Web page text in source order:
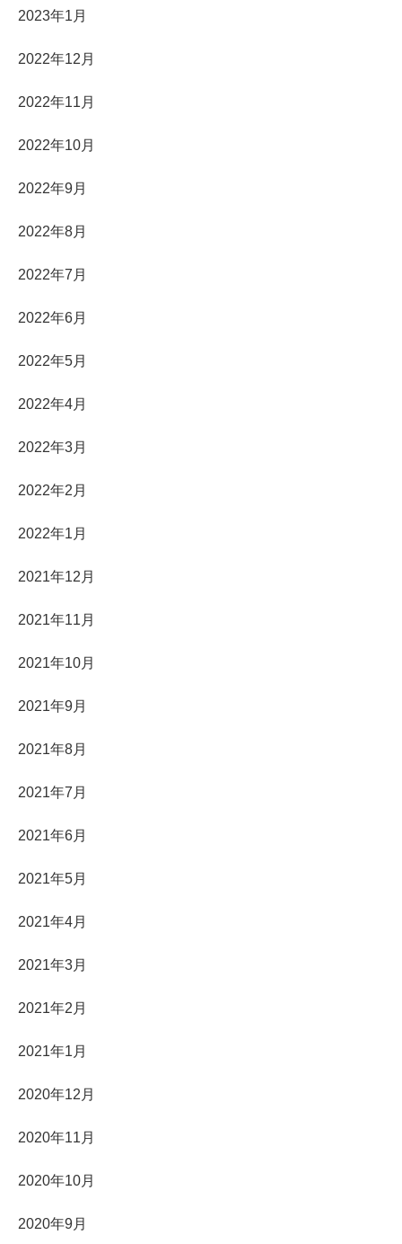
2023年1月
2022年12月
2022年11月
2022年10月
2022年9月
2022年8月
2022年7月
2022年6月
2022年5月
2022年4月
2022年3月
2022年2月
2022年1月
2021年12月
2021年11月
2021年10月
2021年9月
2021年8月
2021年7月
2021年6月
2021年5月
2021年4月
2021年3月
2021年2月
2021年1月
2020年12月
2020年11月
2020年10月
2020年9月